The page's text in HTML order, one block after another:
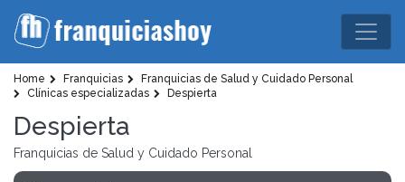
Home Franquicias
Franquicias de Salud y Cuidado Personal
Clínicas especializadas
Despierta
Despierta
Franquicias de Salud y Cuidado Personal